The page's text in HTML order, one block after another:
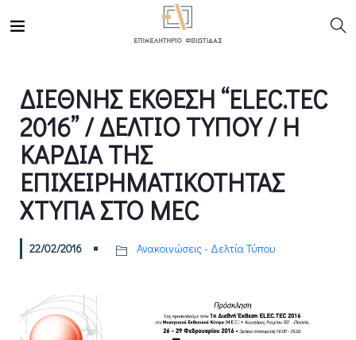
ΔΙΕΘΝΗΣ ΕΚΘΕΣΗ “ELEC.TEC
2016” / ΔΕΛΤΙΟ ΤΥΠΟΥ / Η
ΚΑΡΔΙΑ ΤΗΣ
ΕΠΙΧΕΙΡΗΜΑΤΙΚΟΤΗΤΑΣ
ΧΤΥΠΑ ΣΤΟ MEC
22/02/2016 Ανακοινώσεις - Δελτία Τύπου